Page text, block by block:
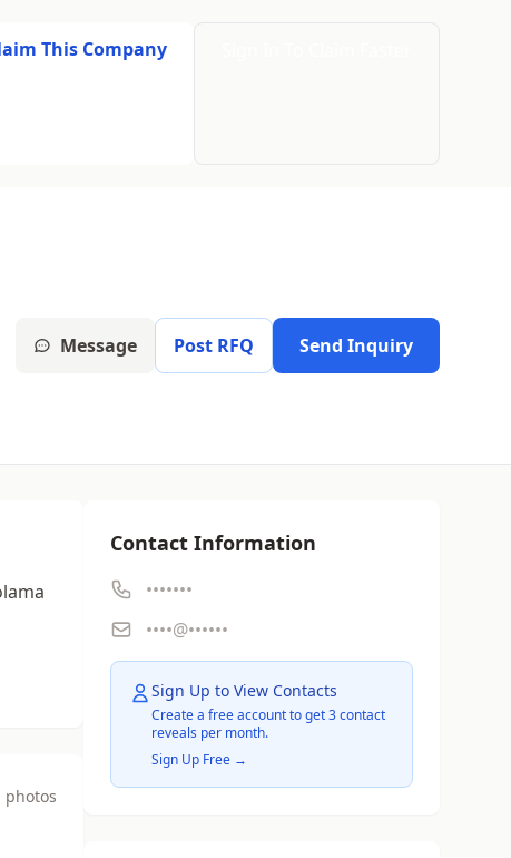
This Company
Message Post RFQ Send Inquiry
photos
Contact Information
•••••••
••••@••••••
Sign Up to View Contacts
Create a free account to get 3 contact
reveals per month.
Sign Up Free →